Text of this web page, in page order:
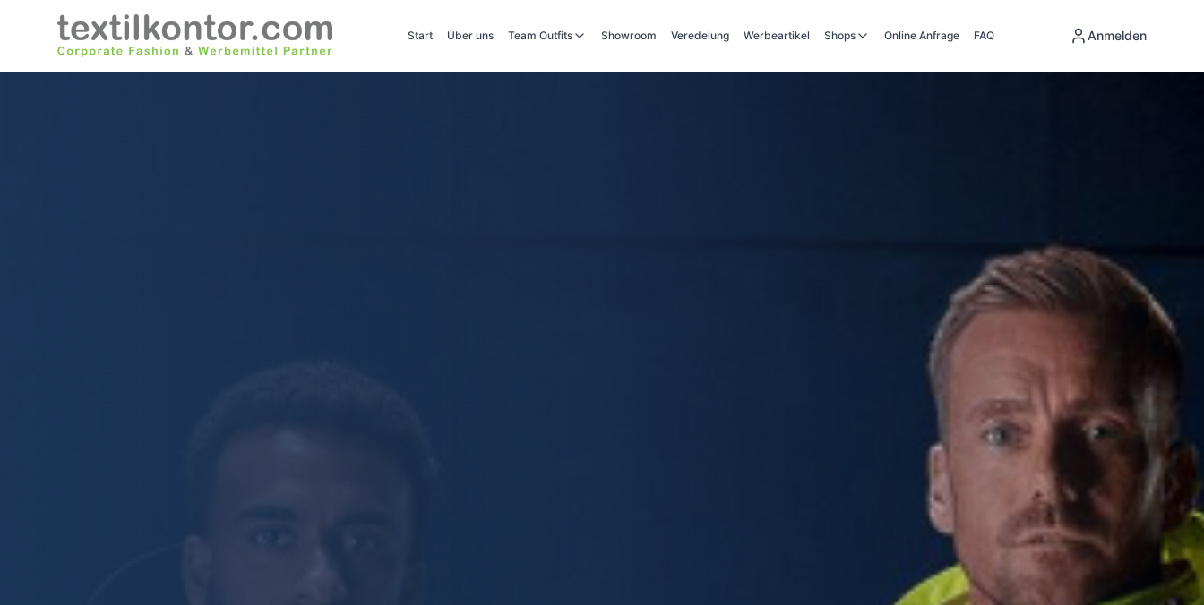
Start Über uns Team Outfits Showroom Veredelung Werbeartikel Shops Online Anfrage FAQ Anmelden